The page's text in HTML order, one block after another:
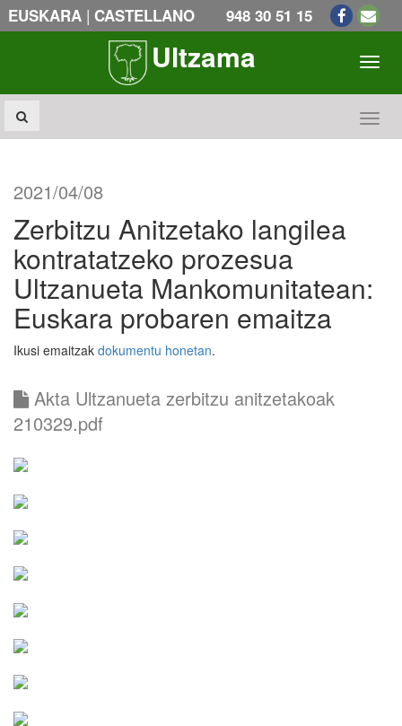
EUSKARA | CASTELLANO 948 30 51 15
Ultzama
2021/04/08
Zerbitzu Anitzetako langilea
kontratatzeko prozesua
Ultzanueta Mankomunitatean:
Euskara probaren emaitza
Ikusi emaitzak dokumentu honetan.
Akta Ultzanueta zerbitzu anitzetakoak
210329.pdf